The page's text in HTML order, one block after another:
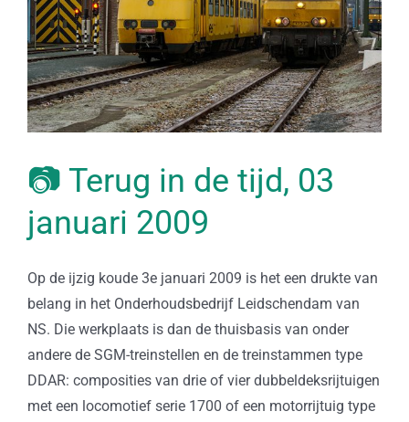
📷 Terug in de tijd, 03
januari 2009
Op de ijzig koude 3e januari 2009 is het een drukte van
belang in het Onderhoudsbedrijf Leidschendam van
NS. Die werkplaats is dan de thuisbasis van onder
andere de SGM-treinstellen en de treinstammen type
DDAR: composities van drie of vier dubbeldeksrijtuigen
met een locomotief serie 1700 of een motorrijtuig type